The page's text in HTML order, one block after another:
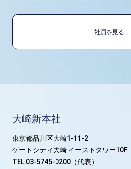
社員を見る
大崎新本社
東京都品川区大崎1-11-2
ゲートシティ大崎 イーストタワー10F
TEL 03-5745-0200（代表）